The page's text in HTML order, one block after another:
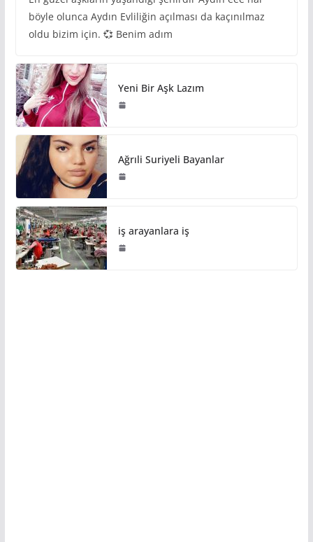
böyle olunca Aydın Evliliğin açılması da kaçınılmaz
oldu bizim için. 💞 Benim adım
Yeni Bir Aşk Lazım
Ağrıli Suriyeli Bayanlar
iş arayanlara iş